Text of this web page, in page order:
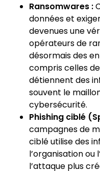
Ransomwares :
données et
devenues une
opérateurs de
désormais des
compris celles
détiennent des
souvent le
cybersécurité.
Phishing ciblé
campagnes de
ciblé utilise des
l’organisation ou
l’attaque plus